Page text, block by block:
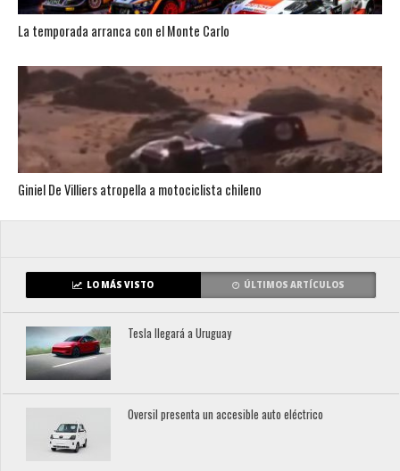
La temporada arranca con el Monte Carlo
Giniel De Villiers atropella a motociclista chileno
LO MÁS VISTO ÚLTIMOS ARTÍCULOS
Tesla llegará a Uruguay
Oversil presenta un accesible auto eléctrico